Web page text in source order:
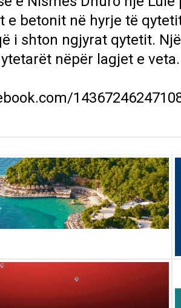
e betonit në hyrje të
i shton ngjyrat qytetit.
nëpër lagjet e veta.